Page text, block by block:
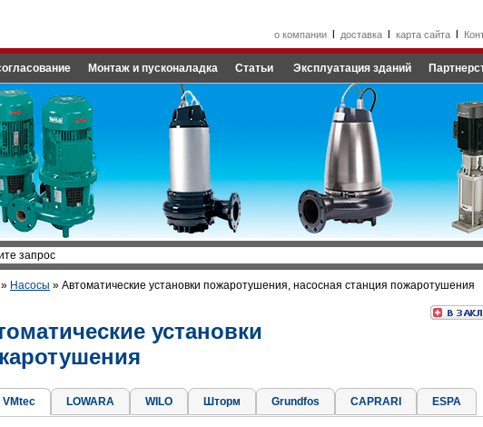
о компании доставка карта сайта
Монтаж и пусконаладка Статьи Эксплуатация зданий
» Насосы » Автоматические установки пожаротушения, насосная станция пожаротушения
установки
VMtec LOWARA WILO Шторм Grundfos CAPRARI ESPA